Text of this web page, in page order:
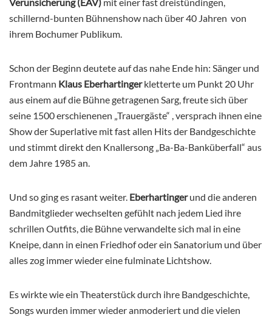
schillernd-bunten Bühnenshow nach über 40 Jahren von
ihrem Bochumer Publikum.
Schon der Beginn deutete auf das nahe Ende hin: Sänger und
Frontmann Klaus Eberhartingerkletterte um Punkt 20 Uhr
aus einem auf die Bühne getragenen Sarg, freute sich über
seine 1500 erschienenen „Trauergäste“ , versprach ihnen eine
Show der Superlative mit fast allen Hits der Bandgeschichte
und stimmt direkt den Knallersong „Ba-Ba-Banküberfall“ aus
dem Jahre 1985 an.
Und so ging es rasant weiter. Eberhartingerund die anderen
Bandmitglieder wechselten gefühlt nach jedem Lied ihre
schrillen Outfits, die Bühne verwandelte sich mal in eine
Kneipe, dann in einen Friedhof oder ein Sanatorium und über
alles zog immer wieder eine fulminate Lichtshow.
Es wirkte wie ein Theaterstück durch ihre Bandgeschichte,
Songs wurden immer wieder anmoderiert und die vielen